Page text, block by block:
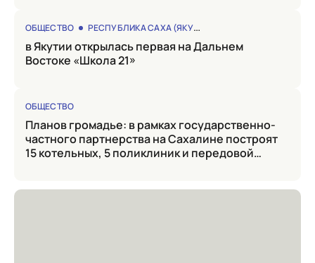
ОБЩЕСТВО РЕСПУБЛИКА САХА (ЯКУТИЯ)
в Якутии открылась первая на Дальнем
Востоке «Школа 21»
ОБЩЕСТВО
Планов громадье: в рамках государственно-
частного партнерства на Сахалине построят
15 котельных, 5 поликлиник и передовой